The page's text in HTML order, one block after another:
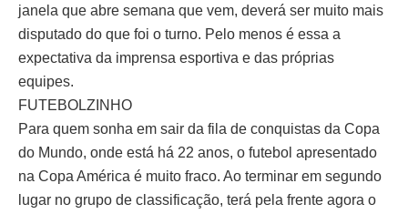
janela que abre semana que vem, deverá ser muito mais
disputado do que foi o turno. Pelo menos é essa a
expectativa da imprensa esportiva e das próprias
equipes.
FUTEBOLZINHO
Para quem sonha em sair da fila de conquistas da Copa
do Mundo, onde está há 22 anos, o futebol apresentado
na Copa América é muito fraco. Ao terminar em segundo
lugar no grupo de classificação, terá pela frente agora o